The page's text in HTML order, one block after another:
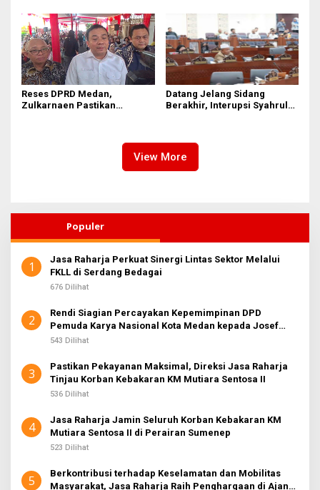
Layanan IKD
Reses DPRD Medan,
Zulkarnaen Pastikan
Datang Jelang Sidang
Berakhir, Interupsi Syahrul
View More
Populer
1
Jasa Raharja Perkuat Sinergi Lintas Sektor Melalui
FKLL di Serdang Bedagai
676 Dilihat
2
Rendi Siagian Percayakan Kepemimpinan DPD
Pemuda Karya Nasional Kota Medan kepada Josef
Sembiring
543 Dilihat
3
Pastikan Pekayanan Maksimal, Direksi Jasa Raharja
Tinjau Korban Kebakaran KM Mutiara Sentosa II
536 Dilihat
4
Jasa Raharja Jamin Seluruh Korban Kebakaran KM
Mutiara Sentosa II di Perairan Sumenep
523 Dilihat
5
Berkontribusi terhadap Keselamatan dan Mobilitas
Masyarakat, Jasa Raharja Raih Penghargaan di Ajang